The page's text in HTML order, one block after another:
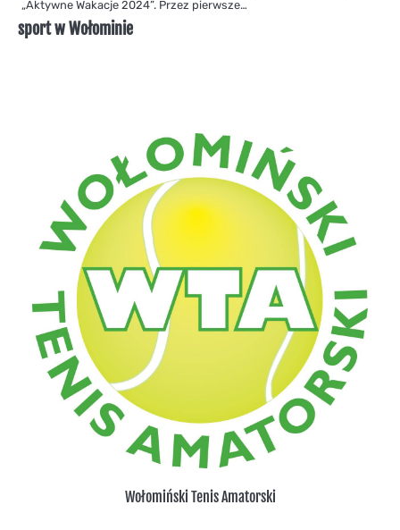
„Aktywne Wakacje 2024”. Przez pierwsze…
sport w Wołominie
Wołomiński Tenis Amatorski